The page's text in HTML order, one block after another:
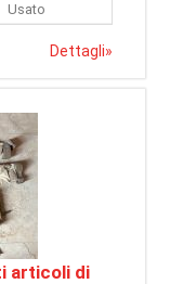
Usato
Dettagli»
articoli di